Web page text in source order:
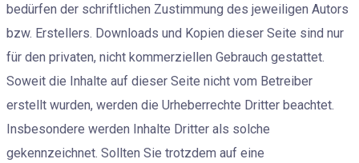
bedürfen der schriftlichen Zustimmung des jeweiligen Autors
bzw. Erstellers. Downloads und Kopien dieser Seite sind nur
für den privaten, nicht kommerziellen Gebrauch gestattet.
Soweit die Inhalte auf dieser Seite nicht vom Betreiber
erstellt wurden, werden die Urheberrechte Dritter beachtet.
Insbesondere werden Inhalte Dritter als solche
gekennzeichnet. Sollten Sie trotzdem auf eine